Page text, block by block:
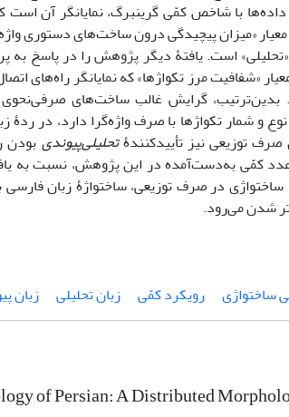
داده‌ها با شاخص کمّی گرینبرگ، نمایانگر
«میزان پیچیدگی درون ساخت‌های دستوری
است. یافتۀ دیگر پژوهش را در پاسخ
«شفافیت مرز تکواژها» که نمایانگر راه‌های
گرایش غالب ساخت‌های
و شمار تکواژها با صرف واژه‌گرا دارد، در ردۀ
صرف توزیعی نیز تأییدکنندۀتحلیلی‌پیوندی بودن
کمّی به‌دست‌آمده در این پژوهش، نسبت به
در صرف توزیعی، ساختواژۀ زبان
شدن می‌رود.
ساختواژی رویکرد کمّی زبان تحلیلی زبان
of Persian: A Distributed